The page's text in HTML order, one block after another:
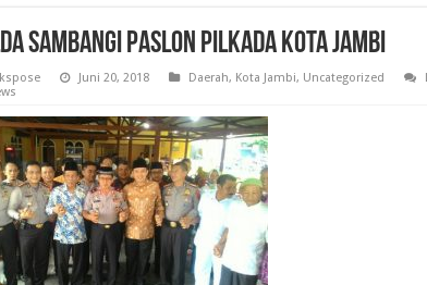
Sambangi Paslon Pilkada Kota Jambi
Juni 20, 2018 Daerah, Kota Jambi, Uncategorized